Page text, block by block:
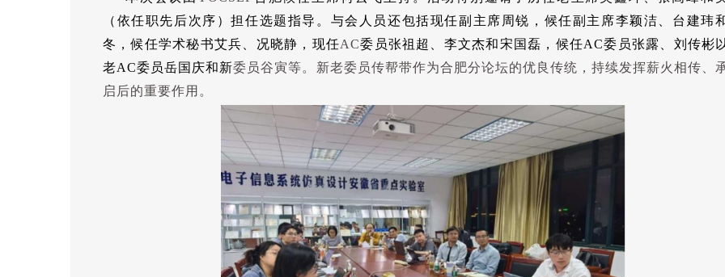
（依任职先后次序）担任选题指导。与会人员还包括现任副主席周锐，候任副主席李颖洁、台建玮
冬，候任学术秘书艾兵、况晓静，现任AC委员张祖超、李文杰和宋国磊，候任AC委员张露、刘传彬
老AC委员岳国庆和新委员谷寅等。新老委员传帮带作为合肥分论坛的优良传统，持续发挥薪火相传、
启后的重要作用。
祝，刘扬，尹红涛，彭锦佳，
张少康，张凯喆，贾楠